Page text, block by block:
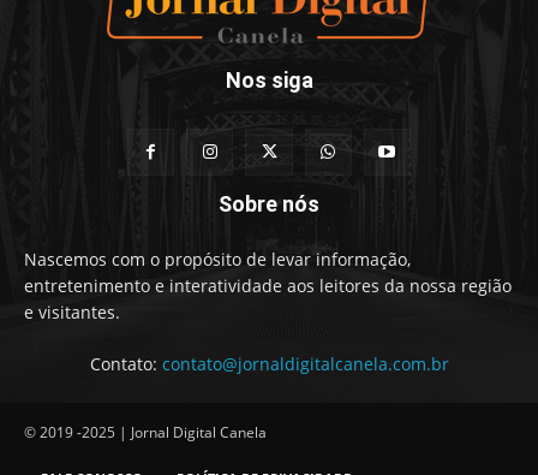
Nos siga
Sobre nós
Nascemos com o propósito de levar informação,
entretenimento e interatividade aos leitores da nossa região
e visitantes.
Contato: contato@jornaldigitalcanela.com.br
© 2019 -2025 | Jornal Digital Canela